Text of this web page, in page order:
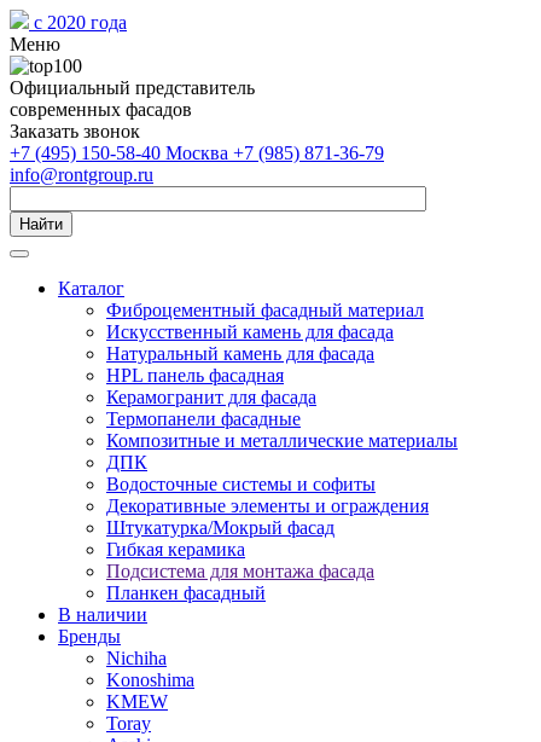
с 2020 года
Меню
Официальный представитель
современных фасадов
Заказать звонок
+7 (495) 150-58-40 Москва +7 (985) 871-36-79
info@rontgroup.ru
Найти
Каталог
Фиброцементный фасадный материал
Искусственный камень для фасада
Натуральный камень для фасада
HPL панель фасадная
Керамогранит для фасада
Термопанели фасадные
Композитные и металлические материалы
ДПК
Водосточные системы и софиты
Декоративные элементы и ограждения
Штукатурка/Мокрый фасад
Гибкая керамика
Подсистема для монтажа фасада
Планкен фасадный
В наличии
Бренды
Nichiha
Konoshima
KMEW
Toray